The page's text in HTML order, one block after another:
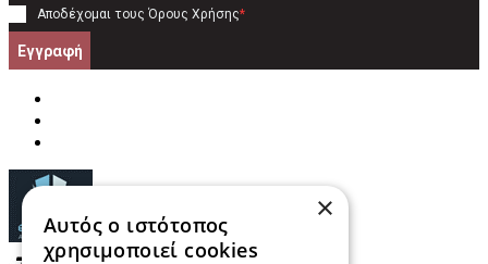
Αποδέχομαι τους Όρους Χρήσης*
Εγγραφή
×
Αυτός ο ιστότοπος
χρησιμοποιεί cookies